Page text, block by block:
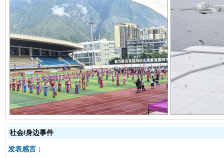
阿坝州三大球赛在茂县开幕 规模
社会/身边事件
发表感言：